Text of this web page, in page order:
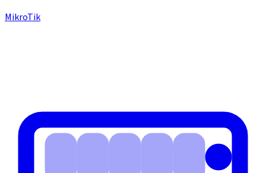
MikroTik